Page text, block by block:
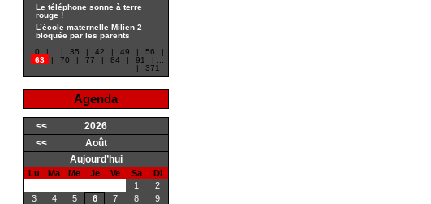
Le téléphone sonne à terre
rouge !
L’école maternelle Milien 2
bloquée par les parents
0
| | 35 | 42 | 49 | 56
|
63
| 70 | 77 | 84 | 91 |
|
371
Agenda
<<
2026
<<
Août
Aujourd’hui
Lu Ma Me Je Ve Sa
Di
1
2
3
4 5 6 7 8
9